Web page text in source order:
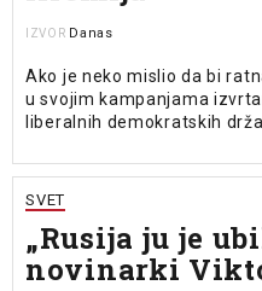
IZVOR Danas
Ako je neko mislio da bi
u svojim kampanjama
liberalnih demokratskih
SVET
„Rusija ju je
novinarki